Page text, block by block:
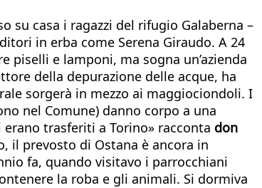
su casa i ragazzi del rifugio Galaberna –
in erba come Serena Giraudo. A 24
piselli e lamponi, ma sogna un’azienda
della depurazione delle acque, ha
sorgerà in mezzo ai maggiociondoli. I
nel Comune) danno corpo a una
trasferiti a Torino» racconta don
il prevosto di Ostana è ancora in
fa, quando visitavo i parrocchiani
la roba e gli animali. Si dormiva